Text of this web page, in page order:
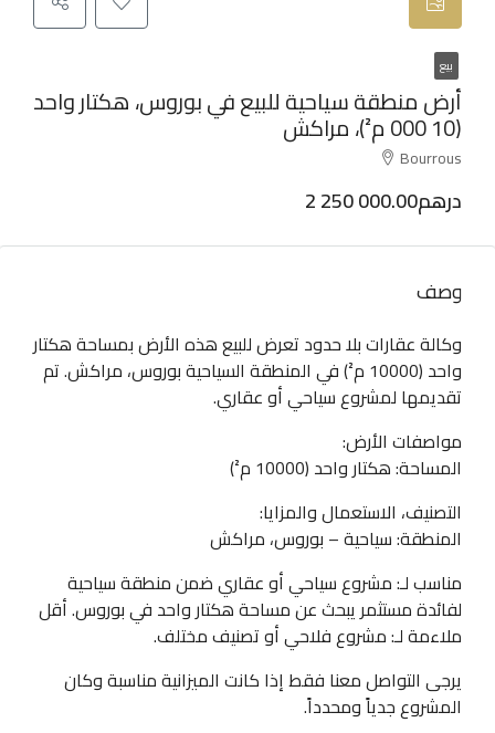
بيع
أرض منطقة سياحية للبيع في بوروس، هكتار واحد
(10 000 م²)، مراكش
Bourrous
2 250 000.00درهم
وصف
وكالة عقارات بلا حدود تعرض للبيع هذه الأرض بمساحة هكتار
واحد (10000 م²) في المنطقة السياحية بوروس، مراكش. تم
تقديمها لمشروع سياحي أو عقاري.
مواصفات الأرض:
المساحة: هكتار واحد (10000 م²)
التصنيف، الاستعمال والمزايا:
المنطقة: سياحية – بوروس، مراكش
مناسب لـ: مشروع سياحي أو عقاري ضمن منطقة سياحية
لفائدة مستثمر يبحث عن مساحة هكتار واحد في بوروس. أقل
ملاءمة لـ: مشروع فلاحي أو تصنيف مختلف.
يرجى التواصل معنا فقط إذا كانت الميزانية مناسبة وكان
المشروع جدياً ومحدداً.